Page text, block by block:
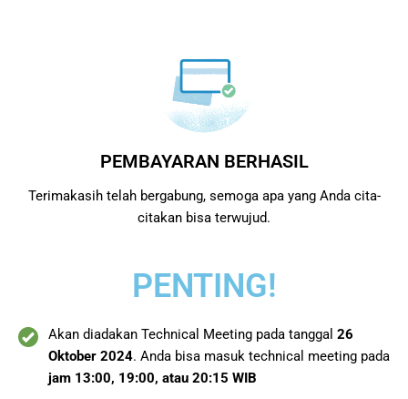
PEMBAYARAN BERHASIL
Terimakasih telah bergabung, semoga apa yang Anda cita-
citakan bisa terwujud.
PENTING!
Akan diadakan Technical Meeting pada tanggal 26
Oktober 2024. Anda bisa masuk technical meeting pada
jam 13:00, 19:00, atau 20:15 WIB